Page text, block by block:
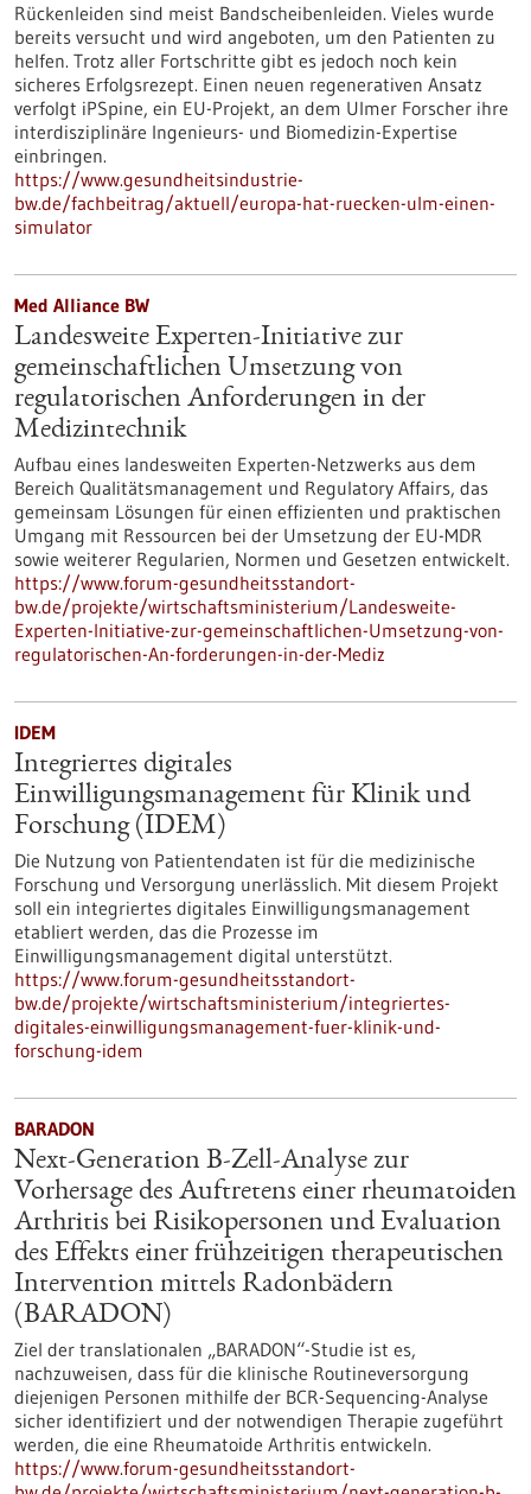
Rückenleiden sind meist Bandscheibenleiden. Vieles wurde
bereits versucht und wird angeboten, um den Patienten zu
helfen. Trotz aller Fortschritte gibt es jedoch noch kein
sicheres Erfolgsrezept. Einen neuen regenerativen Ansatz
verfolgt iPSpine, ein EU-Projekt, an dem Ulmer Forscher ihre
interdisziplinäre Ingenieurs- und Biomedizin-Expertise
einbringen.
https://www.gesundheitsindustrie-
bw.de/fachbeitrag/aktuell/europa-hat-ruecken-ulm-einen-
simulator
Med Alliance BW
Landesweite Experten-Initiative zur
gemeinschaftlichen Umsetzung von
regulatorischen Anforderungen in der
Medizintechnik
Aufbau eines landesweiten Experten-Netzwerks aus dem
Bereich Qualitätsmanagement und Regulatory Affairs, das
gemeinsam Lösungen für einen effizienten und praktischen
Umgang mit Ressourcen bei der Umsetzung der EU-MDR
sowie weiterer Regularien, Normen und Gesetzen entwickelt.
https://www.forum-gesundheitsstandort-
bw.de/projekte/wirtschaftsministerium/Landesweite-
Experten-Initiative-zur-gemeinschaftlichen-Umsetzung-von-
regulatorischen-An-forderungen-in-der-Mediz
IDEM
Integriertes digitales
Einwilligungsmanagement für Klinik und
Forschung (IDEM)
Die Nutzung von Patientendaten ist für die medizinische
Forschung und Versorgung unerlässlich. Mit diesem Projekt
soll ein integriertes digitales Einwilligungsmanagement
etabliert werden, das die Prozesse im
Einwilligungsmanagement digital unterstützt.
https://www.forum-gesundheitsstandort-
bw.de/projekte/wirtschaftsministerium/integriertes-
digitales-einwilligungsmanagement-fuer-klinik-und-
forschung-idem
BARADON
Next-Generation B-Zell-Analyse zur
Vorhersage des Auftretens einer rheumatoiden
Arthritis bei Risikopersonen und Evaluation
des Effekts einer frühzeitigen therapeutischen
Intervention mittels Radonbädern
(BARADON)
Ziel der translationalen „BARADON“-Studie ist es,
nachzuweisen, dass für die klinische Routineversorgung
diejenigen Personen mithilfe der BCR-Sequencing-Analyse
sicher identifiziert und der notwendigen Therapie zugeführt
werden, die eine Rheumatoide Arthritis entwickeln.
https://www.forum-gesundheitsstandort-